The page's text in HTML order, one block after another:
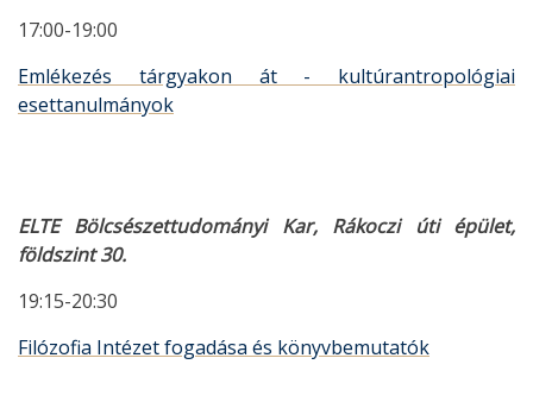
17:00-19:00
Emlékezés tárgyakon át - kultúrantropológiai
esettanulmányok
ELTE Bölcsészettudományi Kar, Rákoczi úti épület,
földszint 30.
19:15-20:30
Filózofia Intézet fogadása és könyvbemutatók